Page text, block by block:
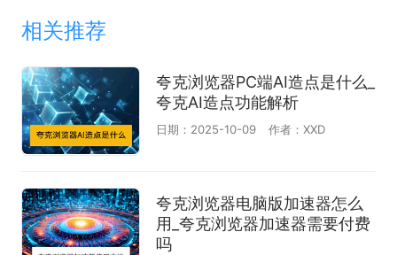
相关推荐
夸克浏览器PC端AI造点是什么_
夸克AI造点功能解析
日期：2025-10-09 作者：XXD
夸克浏览器电脑版加速器怎么
用_夸克浏览器加速器需要付费
吗